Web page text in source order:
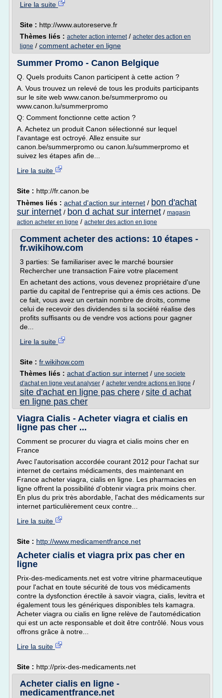
Lire la suite
Site : http://www.autoreserve.fr
Thèmes liés : acheter action internet/ acheter des action en
ligne / comment acheter en ligne
Summer Promo - Canon Belgique
Q. Quels produits Canon participent à cette action ?
A. Vous trouvez un relevé de tous les produits participants
sur le site web www.canon.be/summerpromo ou
www.canon.lu/summerpromo
Q: Comment fonctionne cette action ?
A. Achetez un produit Canon sélectionné sur lequel
l'avantage est octroyé. Allez ensuite sur
canon.be/summerpromo ou canon.lu/summerpromo et
suivez les étapes afin de...
Lire la suite
Site : http://fr.canon.be
Thèmes liés : achat d'action sur internet / bon d'achat
sur internet / bon d achat sur internet / magasin
action acheter en ligne / acheter des action en ligne
Comment acheter des actions: 10 étapes -
fr.wikihow.com
3 parties: Se familiariser avec le marché boursier
Rechercher une transaction Faire votre placement
En achetant des actions, vous devenez propriétaire d'une
partie du capital de l'entreprise qui a émis ces actions. De
ce fait, vous avez un certain nombre de droits, comme
celui de recevoir des dividendes si la société réalise des
profits suffisants ou de vendre vos actions pour gagner
de...
Lire la suite
Site : fr.wikihow.com
Thèmes liés : achat d'action sur internet / une societe
d'achat en ligne veut analyser / acheter vendre actions en ligne /
site d'achat en ligne pas chere / site d achat
en ligne pas cher
Viagra Cialis - Acheter viagra et cialis en
ligne pas cher ...
Comment se procurer du viagra et cialis moins cher en
France
Avec l'autorisation accordée courant 2012 pour l'achat sur
internet de certains médicaments, des maintenant en
France acheter viagra, cialis en ligne. Les pharmacies en
ligne offrent la possibilité d'obtenir viagra prix moins cher.
En plus du prix très abordable, l'achat des médicaments sur
internet particulièrement ceux contre...
Lire la suite
Site : http://www.medicamentfrance.net
Acheter cialis et viagra prix pas cher en
ligne
Prix-des-medicaments.net est votre vitrine pharmaceutique
pour l'achat en toute sécurité de tous vos médicaments
contre la dysfonction érectile à savoir viagra, cialis, levitra et
également tous les génériques disponibles tels kamagra.
Acheter viagra ou cialis en ligne relève de l'automédication
qui est un acte responsable et doit être contrôlé. Nous vous
offrons grâce à notre...
Lire la suite
Site : http://prix-des-medicaments.net
Acheter cialis en ligne -
medicamentfrance.net